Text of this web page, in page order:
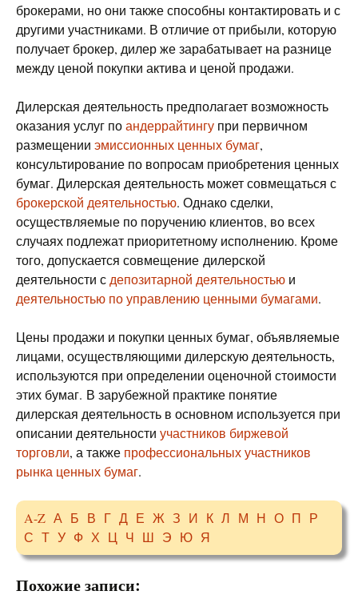
брокерами, но они также способны контактировать и с
другими участниками. В отличие от прибыли, которую
получает брокер, дилер же зарабатывает на разнице
между ценой покупки актива и ценой продажи.
Дилерская деятельность предполагает возможность
оказания услуг поандеррайтингу при первичном
размещении эмиссионных ценных бумаг,
консультирование по вопросам приобретения ценных
бумаг. Дилерская деятельность может совмещаться с
брокерской деятельностью. Однако сделки,
осуществляемые по поручению клиентов, во всех
случаях подлежат приоритетному исполнению. Кроме
того, допускается совмещение дилерской
деятельности с депозитарной деятельностью и
деятельностью по управлению ценными бумагами.
Цены продажи и покупки ценных бумаг, объявляемые
лицами, осуществляющими дилерскую деятельность,
используются при определении оценочной стоимости
этих бумаг. В зарубежной практике понятие
дилерская деятельность в основном используется при
описании деятельности участников биржевой
торговли, а также профессиональных участников
рынка ценных бумаг.
A-Z А Б В Г Д Е Ж З И К Л М Н О П Р
С Т У Ф Х Ц Ч Ш Э Ю Я
Похожие записи: